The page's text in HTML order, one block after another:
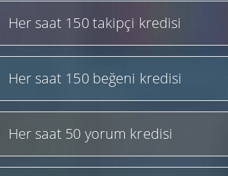
Her saat 150 takipçi kredisi
Her saat 150 beğeni kredisi
Her saat 50 yorum kredisi